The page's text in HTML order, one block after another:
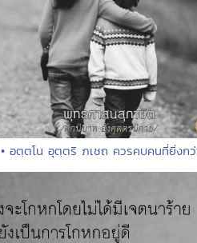
• อตฺตโน อุตฺตริ ภเชถ ควรคบคนที่ยิ่งก